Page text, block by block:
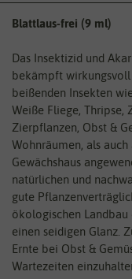
Blattlaus-frei (9 ml)
Das Insektizid und
bekämpft wirkungsvoll
beißenden Insekten
Weiße Fliege, Thripse,
Zierpflanzen, Obst &
Wohnräumen, als
Gewächshaus
natürlichen und
gute
ökologischen
einen seidigen Glanz.
Ernte bei Obst &
Wartezeiten